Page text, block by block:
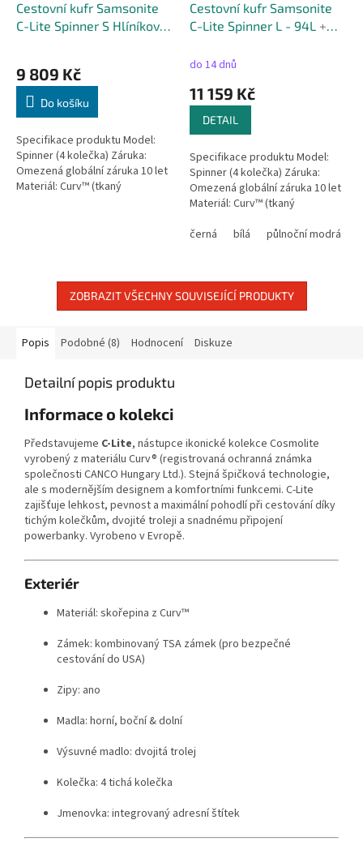
A
R
Cestovní kufr Samsonite
C-Lite Spinner S Hlíníková
9 809 Kč
Do košíku
Specifikace produktu Model:
Spinner (4 kolečka) Záruka:
Omezená globální záruka 10 let
Materiál: Curv™ (tkaný
A
R
Cestovní kufr Samsonite
C-Lite Spinner L - 94L +
do 14 dnů
11 159 Kč
DETAIL
Specifikace produktu Model:
Spinner (4 kolečka) Záruka:
Omezená globální záruka 10 let
Materiál: Curv™ (tkaný
× 31 cm Velikost: Velké kufry...
černá bílá půlnoční modrá
ZOBRAZIT VŠECHNY SOUVISEJÍCÍ PRODUKTY
Popis Podobné (8) Hodnocení Diskuze
Detailní popis produktu
Informace o kolekci
Představujeme C-Lite, nástupce ikonické kolekce Cosmolite
vyrobený z materiálu Curv® (registrovaná ochranná známka
společnosti CANCO Hungary Ltd.). Stejná špičková technologie,
ale s modernějším designem a komfortními funkcemi. C-Lite
zajišťuje lehkost, pevnost a maximální pohodlí při cestování díky
tichým kolečkům, dvojité troleji a snadnému připojení
powerbanky. Vyrobeno v Evropě.
Exteriér
Materiál: skořepina z Curv™
Zámek: kombinovaný TSA zámek (pro bezpečné
cestování do USA)
Zipy: ano
Madla: horní, boční & dolní
Výsuvné madlo: dvojitá trolej
Kolečka: 4 tichá kolečka
Jmenovka: integrovaný adresní štítek